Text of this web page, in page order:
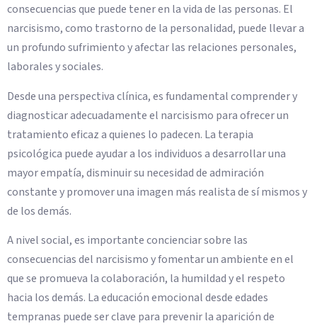
consecuencias que puede tener en la vida de las personas. El
narcisismo, como trastorno de la personalidad, puede llevar a
un profundo sufrimiento y afectar las relaciones personales,
laborales y sociales.
Desde una perspectiva clínica, es fundamental comprender y
diagnosticar adecuadamente el narcisismo para ofrecer un
tratamiento eficaz a quienes lo padecen. La terapia
psicológica puede ayudar a los individuos a desarrollar una
mayor empatía, disminuir su necesidad de admiración
constante y promover una imagen más realista de sí mismos y
de los demás.
A nivel social, es importante concienciar sobre las
consecuencias del narcisismo y fomentar un ambiente en el
que se promueva la colaboración, la humildad y el respeto
hacia los demás. La educación emocional desde edades
tempranas puede ser clave para prevenir la aparición de